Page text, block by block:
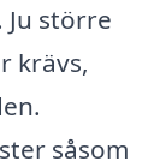
Ju större
krävs,
såsom